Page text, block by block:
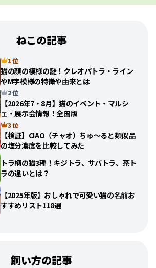
ねこの記事
1 位
猫の顔の模様の謎！クレオパトラ・ライン
やM字模様の特徴や由来とは
2 位
【2026年7・8月】猫のイベント・マルシ
ェ・展示会情報！全国版
3 位
【検証】CIAO（チャオ）ちゅ〜ると類似品
の塩分濃度を比較してみた
トラ柄の猫3種！キジトラ、サバトラ、茶ト
ラの違いとは？
【2025年版】おしゃれで可愛い猫の名前お
すすめリスト118選
飼い方の記事